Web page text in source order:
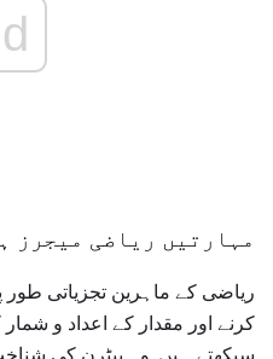
مہارتیں ریاضی میجرز
ریاضی کے ماہرین تجزیاتی
کرنے اور مقدار کے اعداد و